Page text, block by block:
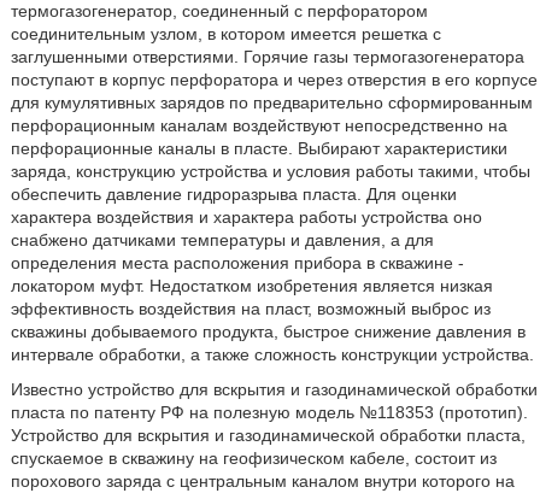
термогазогенератор, соединенный с перфоратором
соединительным узлом, в котором имеется решетка с
заглушенными отверстиями. Горячие газы термогазогенератора
поступают в корпус перфоратора и через отверстия в его корпусе
для кумулятивных зарядов по предварительно сформированным
перфорационным каналам воздействуют непосредственно на
перфорационные каналы в пласте. Выбирают характеристики
заряда, конструкцию устройства и условия работы такими, чтобы
обеспечить давление гидроразрыва пласта. Для оценки
характера воздействия и характера работы устройства оно
снабжено датчиками температуры и давления, а для
определения места расположения прибора в скважине -
локатором муфт. Недостатком изобретения является низкая
эффективность воздействия на пласт, возможный выброс из
скважины добываемого продукта, быстрое снижение давления в
интервале обработки, а также сложность конструкции устройства.
Известно устройство для вскрытия и газодинамической обработки
пласта по патенту РФ на полезную модель №118353 (прототип).
Устройство для вскрытия и газодинамической обработки пласта,
спускаемое в скважину на геофизическом кабеле, состоит из
порохового заряда с центральным каналом внутри которого на